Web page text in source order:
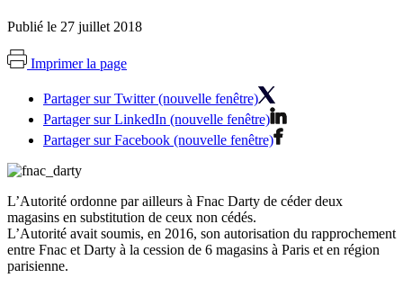
Publié le 27 juillet 2018
Imprimer la page
Partager sur Twitter (nouvelle fenêtre)
Partager sur LinkedIn (nouvelle fenêtre)
Partager sur Facebook (nouvelle fenêtre)
L’Autorité ordonne par ailleurs à Fnac Darty de céder deux
magasins en substitution de ceux non cédés.
L’Autorité avait soumis, en 2016, son autorisation du rapprochement
entre Fnac et Darty à la cession de 6 magasins à Paris et en région
parisienne.